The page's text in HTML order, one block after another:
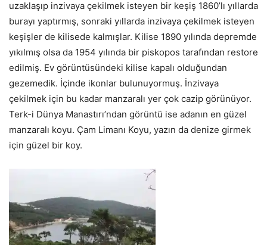
uzaklaşıp inzivaya çekilmek isteyen bir keşiş 1860’lı yıllarda
burayı yaptırmış, sonraki yıllarda inzivaya çekilmek isteyen
keşişler de kilisede kalmışlar. Kilise 1890 yılında depremde
yıkılmış olsa da 1954 yılında bir piskopos tarafından restore
edilmiş. Ev görüntüsündeki kilise kapalı olduğundan
gezemedik. İçinde ikonlar bulunuyormuş. İnzivaya
çekilmek için bu kadar manzaralı yer çok cazip görünüyor.
Terk-i Dünya Manastırı’ndan görüntü ise adanın en güzel
manzaralı koyu. Çam Limanı Koyu, yazın da denize girmek
için güzel bir koy.